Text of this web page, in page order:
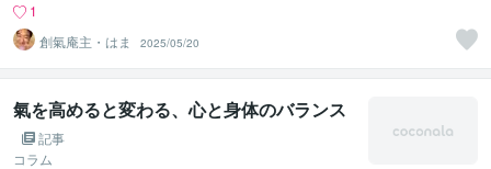
1
創氣庵主・はま
2025/05/20
氣を高めると変わる、心と身体のバランス
記事
コラム